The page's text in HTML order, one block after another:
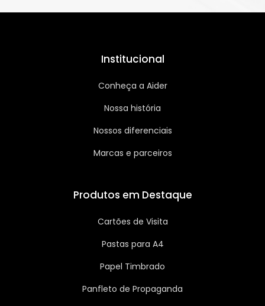
Institucional
Conheça a Aider
Nossa história
Nossos diferenciais
Marcas e parceiros
Produtos em Destaque
Cartões de Visita
Pastas para A4
Papel Timbrado
Panfleto de Propaganda